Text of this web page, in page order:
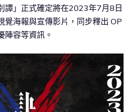
譚」正式確定將在2023年7月8日
覺海報與宣傳影片，同步釋出 OP
陣容等資訊。